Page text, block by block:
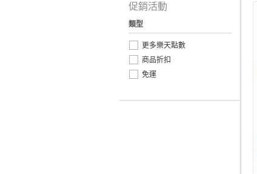
促銷活動
類型
更多樂天點數
商品折扣
免運